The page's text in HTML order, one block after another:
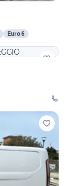
Euro 6